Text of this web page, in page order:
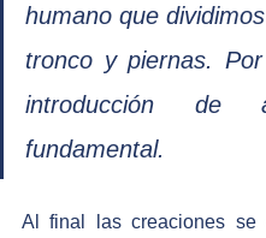
humano que
tronco y piernas.
introducción de
fundamental.
Al final las creaciones se